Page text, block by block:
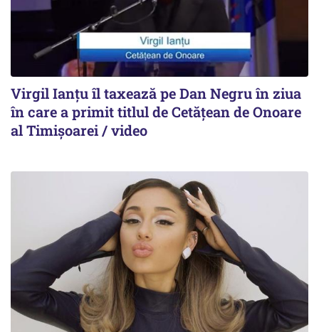
Virgil Ianțu îl taxează pe Dan Negru în ziua
în care a primit titlul de Cetățean de Onoare
al Timișoarei / video